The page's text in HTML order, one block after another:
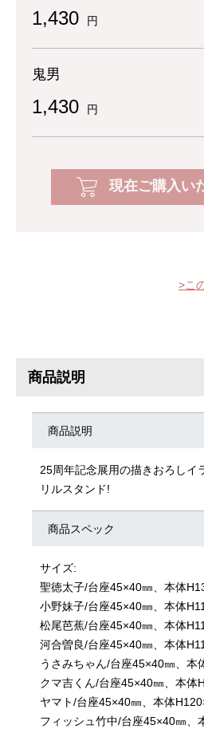
1,430 円
鬼男
1,430 円
現在ご購入い
こ
商品説明
商品説明
25周年記念展用の描きおろしイ
リルスタンド!
商品スペック
サイズ:
聖徳太子/台座45×40㎜、本体
小野妹子/台座45×40㎜、本体
松尾芭蕉/台座45×40㎜、本体
河合曽良/台座45×40㎜、本体
うさみちゃん/台座45×40㎜、本
クマ吉くん/台座45×40㎜、本体
ヤマト/台座45×40㎜、本体
フィッシュ竹中/台座45×40㎜、